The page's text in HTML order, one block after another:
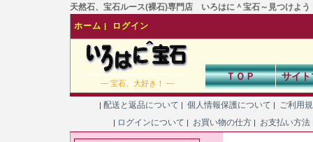
天然石、宝石ルース(裸石)専門店 いろはに＾宝石～見つけよ
ホーム | ログイン
― 宝石、大好き！ ―
ＴＯＰ サイ
| 配送と返品について | 個人情報保護について | ご利用
| ログインについて | お買い物の仕方 | お支払い方法